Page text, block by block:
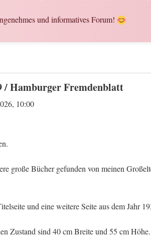
und informatives Forum!
/ Hamburger Fremdenblatt
10:00
große Bücher gefunden von meinen
und eine weitere Seite aus dem Jahr
Zustand sind 40 cm Breite und 55 cm Höhe.